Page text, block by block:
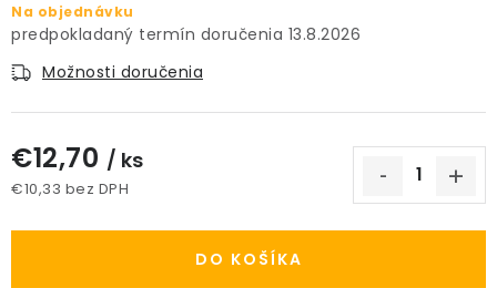
Spôsoby platby
Na objednávku
13.8.2026
Možnosti doručenia
€12,70 / ks
€10,33 bez DPH
DO KOŠÍKA